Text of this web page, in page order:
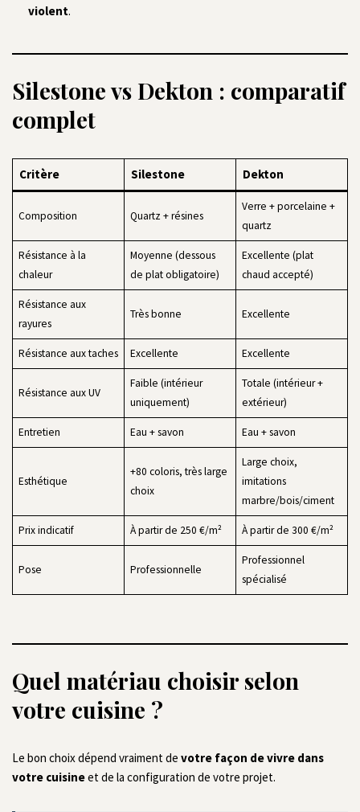
violent.
Silestone vs Dekton : comparatif
complet
Critère Silestone Dekton
Composition Quartz + résines
Verre + porcelaine +
quartz
Résistance à la
chaleur
Moyenne (dessous
de plat obligatoire)
Excellente (plat
chaud accepté)
Résistance aux
rayures
Très bonne Excellente
Résistance aux taches Excellente Excellente
Résistance aux UV
Faible (intérieur
uniquement)
Totale (intérieur +
extérieur)
Entretien Eau + savon Eau + savon
Esthétique
+80 coloris, très large
choix
Large choix,
imitations
marbre/bois/ciment
Prix indicatif À partir de 250 €/m² À partir de 300 €/m²
Pose Professionnelle
Professionnel
spécialisé
Quel matériau choisir selon
votre cuisine ?
Le bon choix dépend vraiment de votre façon de vivre dans
votre cuisineet de la configuration de votre projet.